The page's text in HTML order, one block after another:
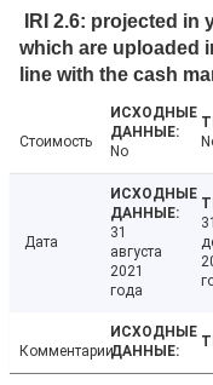
IRI 2.6: projected
which are uploaded
line with the cash
Стоимость
No
Дата
31
августа
2021
года
31
Комментарии